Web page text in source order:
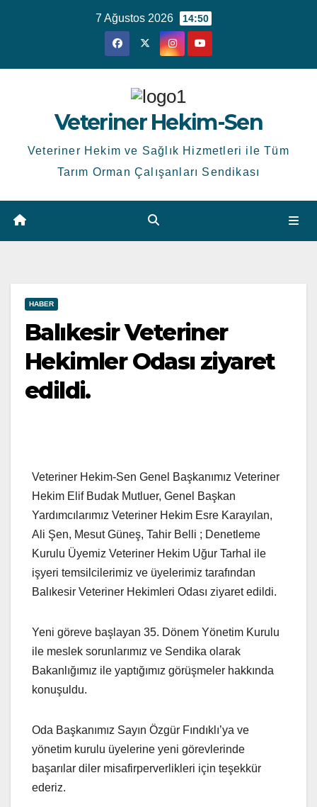
7 Ağustos 2026 14:50
Veteriner Hekim-Sen
Veteriner Hekim ve Sağlık Hizmetleri ile Tüm
Tarım Orman Çalışanları Sendikası
HABER
Balıkesir Veteriner
Hekimler Odası ziyaret
edildi.
Veteriner Hekim-Sen Genel Başkanımız Veteriner
Hekim Elif Budak Mutluer, Genel Başkan
Yardımcılarımız Veteriner Hekim Esre Karayılan,
Ali Şen, Mesut Güneş, Tahir Belli ; Denetleme
Kurulu Üyemiz Veteriner Hekim Uğur Tarhal ile
işyeri temsilcilerimiz ve üyelerimiz tarafından
Balıkesir Veteriner Hekimleri Odası ziyaret edildi.
Yeni göreve başlayan 35. Dönem Yönetim Kurulu
ile meslek sorunlarımız ve Sendika olarak
Bakanlığımız ile yaptığımız görüşmeler hakkında
konuşuldu.
Oda Başkanımız Sayın Özgür Fındıklı’ya ve
yönetim kurulu üyelerine yeni görevlerinde
başarılar diler misafirperverlikleri için teşekkür
ederiz.